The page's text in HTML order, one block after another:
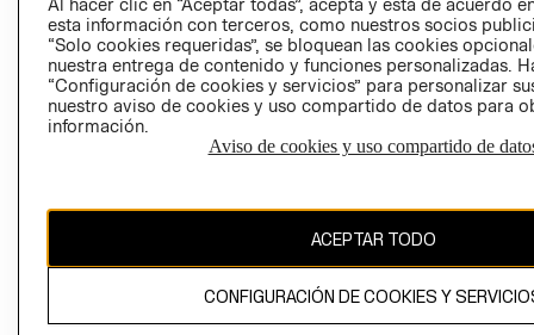
Perú (S/)
CAMBIAR REGIÓN
propiedad de H&M Hennes & Mauritz AB
Al hacer clic en “Aceptar todas”, acepta y está de acuerdo
esta información con terceros, como nuestros socios
“Solo cookies requeridas”, se bloquean las cookies
nuestra entrega de contenido y funciones personalizadas.
“Configuración de cookies y servicios” para personalizar
nuestro aviso de cookies y uso compartido de datos para
información.
Aviso de cookies y uso compartido de
ACEPTAR TODO
CONFIGURACIÓN DE COOKIES Y